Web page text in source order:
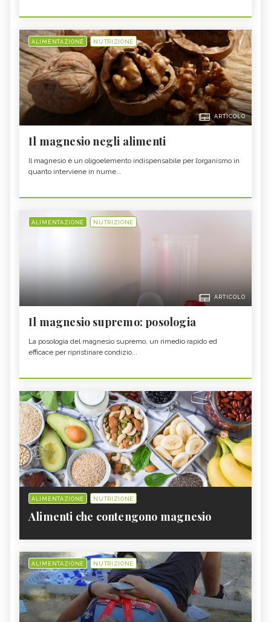
ALIMENTAZIONE NUTRIZIONE
ARTICOLO
Il magnesio negli alimenti
Il magnesio è un oligoelemento indispensabile per l’organismo in
quanto interviene in nume...
ALIMENTAZIONE NUTRIZIONE
ARTICOLO
Il magnesio supremo: posologia
La posologia del magnesio supremo, un rimedio rapido ed
efficace per ripristinare condizio...
ALIMENTAZIONE NUTRIZIONE
Alimenti che contengono magnesio
ALIMENTAZIONE NUTRIZIONE